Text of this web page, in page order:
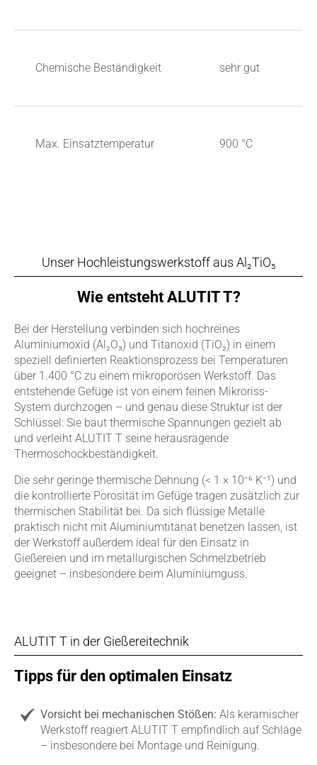
Chemische Beständigkeit sehr gut
Max. Einsatztemperatur 900 °C
Unser Hochleistungswerkstoff aus Al₂TiO₅
Wie entsteht ALUTIT T?
Bei der Herstellung verbinden sich hochreines
Aluminiumoxid (Al₂O₃) und Titanoxid (TiO₂) in einem
speziell definierten Reaktionsprozess bei Temperaturen
über 1.400 °C zu einem mikroporösen Werkstoff. Das
entstehende Gefüge ist von einem feinen Mikroriss-
System durchzogen – und genau diese Struktur ist der
Schlüssel: Sie baut thermische Spannungen gezielt ab
und verleiht ALUTIT T seine herausragende
Thermoschockbeständigkeit.
Die sehr geringe thermische Dehnung (< 1 × 10⁻⁶ K⁻¹) und
die kontrollierte Porosität im Gefüge tragen zusätzlich zur
thermischen Stabilität bei. Da sich flüssige Metalle
praktisch nicht mit Aluminiumtitanat benetzen lassen, ist
der Werkstoff außerdem ideal für den Einsatz in
Gießereien und im metallurgischen Schmelzbetrieb
geeignet – insbesondere beim Aluminiumguss.
ALUTIT T in der Gießereitechnik
Tipps für den optimalen Einsatz
Vorsicht bei mechanischen Stößen: Als keramischer
Werkstoff reagiert ALUTIT T empfindlich auf Schläge
– insbesondere bei Montage und Reinigung.